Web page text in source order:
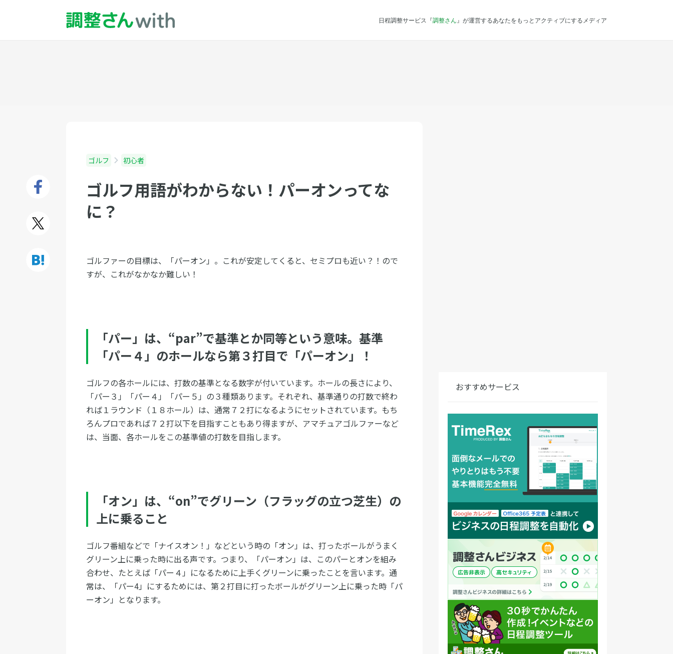
日程調整サービス『調整さん 』が運営するあなたをもっとアクティブにするメディア
ゴルフ 初心者
ゴルフ用語がわからない！パーオンってな
に？
ゴルファーの目標は、「パーオン」。これが安定してくると、セミプロも近い？！ので
すが、これがなかなか難しい！
「パー」は、“par”で基準とか同等という意味。基準
「パー４」のホールなら第３打目で「パーオン」！
ゴルフの各ホールには、打数の基準となる数字が付いています。ホールの長さにより、
「パー３」「パー４」「パー５」の３種類あります。それぞれ、基準通りの打数で終わ
れば１ラウンド（１８ホール）は、通常７２打になるようにセットされています。もち
ろんプロであれば７２打以下を目指すこともあり得ますが、アマチュアゴルファーなど
は、当面、各ホールをこの基準値の打数を目指します。
「オン」は、“on”でグリーン（フラッグの立つ芝生）の
上に乗ること
ゴルフ番組などで「ナイスオン！」などという時の「オン」は、打ったボールがうまく
グリーン上に乗った時に出る声です。つまり、「パーオン」は、このパーとオンを組み
合わせ、たとえば「パー４」になるために上手くグリーンに乗ったことを言います。通
常は、「パー4」にするためには、第２打目に打ったボールがグリーン上に乗った時「パ
ーオン」となります。
おすすめサービス